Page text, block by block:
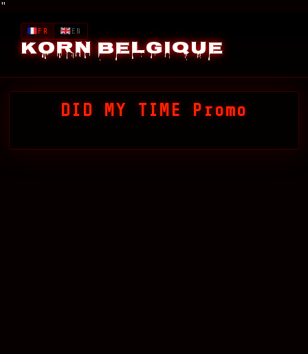
"
Korn Belgique
FR EN
DID MY TIME Promo